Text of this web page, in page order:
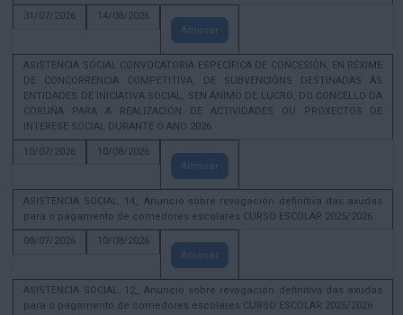
31/07/2026
14/08/2026
Amosar
ASISTENCIA SOCIAL CONVOCATORIA ESPECÍFICA DE CONCESIÓN, EN RÉXIME
DE CONCORRENCIA COMPETITIVA, DE SUBVENCIÓNS DESTINADAS ÁS
ENTIDADES DE INICIATIVA SOCIAL, SEN ÁNIMO DE LUCRO, DO CONCELLO DA
CORUÑA PARA A REALIZACIÓN DE ACTIVIDADES OU PROXECTOS DE
INTERESE SOCIAL DURANTE O ANO 2026
10/07/2026
10/08/2026
Amosar
ASISTENCIA SOCIAL. 14_ Anuncio sobre revogación definitiva das axudas
para o pagamento de comedores escolares CURSO ESCOLAR 2025/2026
08/07/2026
10/08/2026
Amosar
ASISTENCIA SOCIAL. 12_ Anuncio sobre revogación definitiva das axudas
para o pagamento de comedores escolares CURSO ESCOLAR 2025/2026